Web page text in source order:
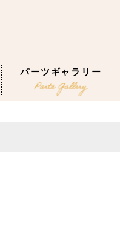
パーツギャラリー